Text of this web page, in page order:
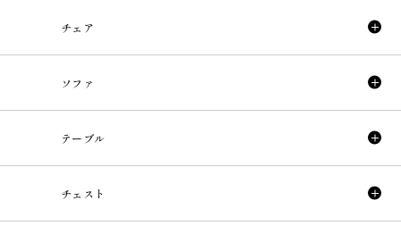
チェア
ソファ
テーブル
チェスト